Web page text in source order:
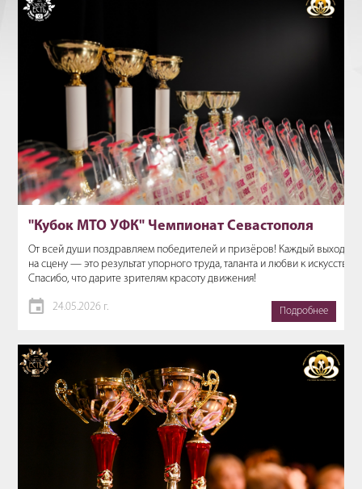
"Кубок МТО УФК" Чемпионат Севастополя
От всей души поздравляем победителей и призёров! Каждый выход
на сцену — это результат упорного труда, таланта и любви к искусству.
Спасибо, что дарите зрителям красоту движения!
24.05.2026 г. Подробнее